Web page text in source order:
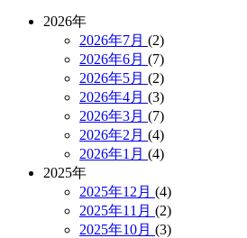
2026年
2026年7月 (2)
2026年6月 (7)
2026年5月 (2)
2026年4月 (3)
2026年3月 (7)
2026年2月 (4)
2026年1月 (4)
2025年
2025年12月 (4)
2025年11月 (2)
2025年10月 (3)